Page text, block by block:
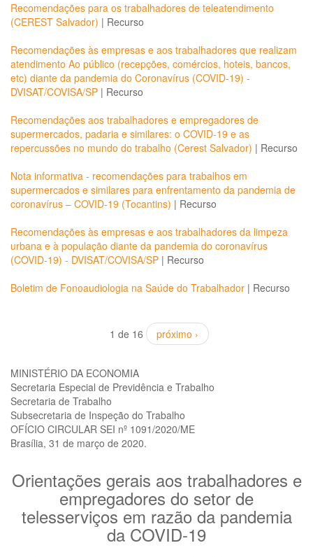
Recomendações para os trabalhadores de teleatendimento
(CEREST Salvador) | Recurso
Recomendações às empresas e aos trabalhadores que realizam
atendimento Ao público (recepções, comércios, hoteis, bancos,
etc) diante da pandemia do Coronavírus (COVID-19) -
DVISAT/COVISA/SP | Recurso
Recomendações aos trabalhadores e empregadores de
supermercados, padaria e similares: o COVID-19 e as
repercussões no mundo do trabalho (Cerest Salvador) | Recurso
Nota informativa - recomendações para trabalhos em
supermercados e similares para enfrentamento da pandemia de
coronavírus – COVID-19 (Tocantins) | Recurso
Recomendações às empresas e aos trabalhadores da limpeza
urbana e à população diante da pandemia do coronavírus
(COVID-19) - DVISAT/COVISA/SP | Recurso
Boletim de Fonoaudiologia na Saúde do Trabalhador | Recurso
1 de 16 próximo ›
MINISTÉRIO DA ECONOMIA
Secretaria Especial de Previdência e Trabalho
Secretaria de Trabalho
Subsecretaria de Inspeção do Trabalho
OFÍCIO CIRCULAR SEI nº 1091/2020/ME
Brasília, 31 de março de 2020.
Orientações gerais aos trabalhadores e
empregadores do setor de
telesserviços em razão da pandemia
da COVID-19